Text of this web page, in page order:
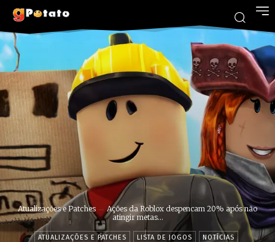
Atualizações e Patches
Ações da Roblox despencam 20% após não
atingir metas...
ATUALIZAÇÕES E PATCHES LISTA DE JOGOS NOTÍCIAS